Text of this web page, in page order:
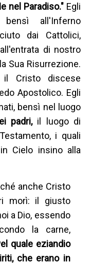
nel Paradiso." Egli
all'Inferno
dai Cattolici,
di nostro
Sua Risurrezione.
il Cristo discese
Apostolico. Egli
bensì nel luogo
padri, il luogo di
i quali
Cielo insino alla
anche Cristo
morì: il giusto
a Dio, essendo
la carne,
quale eziandio
che erano in